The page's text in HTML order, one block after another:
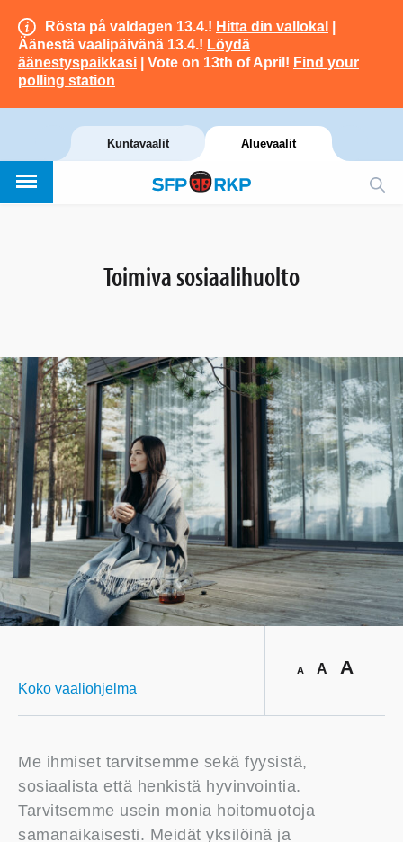
Rösta på valdagen 13.4.! Hitta din vallokal
Äänestä vaalipäivänä 13.4.! Löydä
äänestyspaikkasi | Vote on 13th of April! Find your
polling station
Kuntavaalit Aluevaalit
Toimiva sosiaalihuolto
Koko vaaliohjelma
A A A
Me ihmiset tarvitsemme sekä fyysistä,
sosiaalista että henkistä hyvinvointia.
Tarvitsemme usein monia hoitomuotoja
samanaikaisesti. Meidät yksilöinä ja